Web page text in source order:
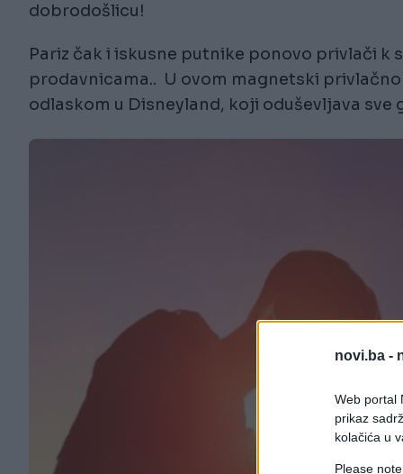
novi.ba -
Web portal
prikaz
kolačića u
Please
dobrodošlicu!
Pariz čak i iskusne putnike ponovo privlači k
prodavnicama.. U ovom magnetski
odlaskom u Disneyland, koji oduševljava sve